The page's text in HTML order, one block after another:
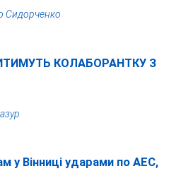
Сидорченко
КОЛАБОРАНТКУ З
у Вінниці ударами по АЕС,